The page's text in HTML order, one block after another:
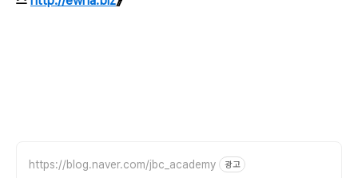
https://blog.naver.com/jbc_academy 광고